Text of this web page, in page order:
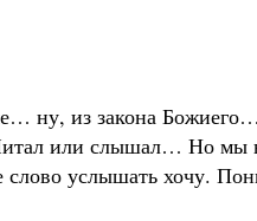
ну, из закона
или слышал… Но мы
услышать хочу.